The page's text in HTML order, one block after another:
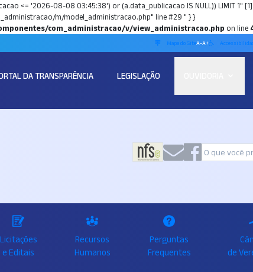
<= '2026-08-08 03:45:38') or (a.data_publicacao IS NULL)) LIMIT 1"
m/model_administracao.php" line #29 " } }
com_administracao/v/view_administracao.php on line
Mapa do SiteA-A+
DA TRANSPARÊNCIA LEGISLAÇÃO
Licitações
e Editais
Recursos
Humanos
Perguntas
Frequentes
de